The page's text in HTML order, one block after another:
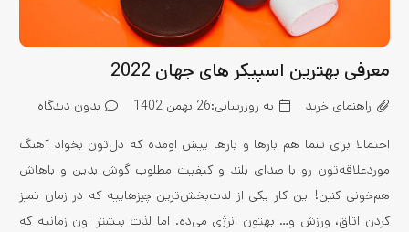
معرفی بهترین اسپیکر های جهان 2022
راهنمای خرید به روزرسانی:26 بهمن 1402 بدون دیدگاه
احتمالا برای شما هم بارها و بارها پیش اومده که دل‌تون بخواد آهنگ
موردعلاقه‌تون رو با صدای بلند و کیفیت مطلوب گوش بدین و باهاش
هم‌خونی کنین! این کار یکی از لذت‌بخش‌ترین چیزهاییه که در زمان تمیز
کردن اتاق، ورزش و… بهتون انرژی می‌ده. اما لذت بیشتر اون زمانیه که